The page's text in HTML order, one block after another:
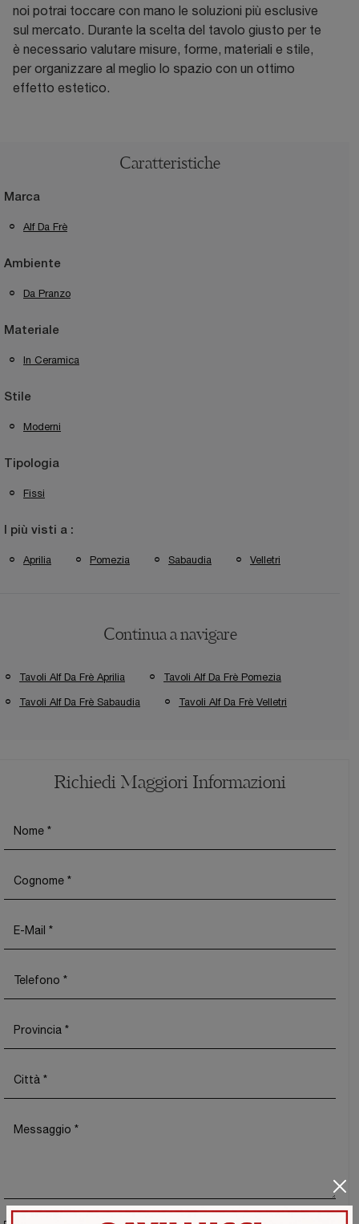
noi potrai toccare con mano le soluzioni più esclusive
sul mercato. Durante la scelta del tavolo giusto per te
è necessario valutare misure, forme, materiali e stile,
per organizzare al meglio lo spazio con un ottimo
effetto estetico.
Caratteristiche
Marca
Alf Da Frè
Ambiente
Da Pranzo
Materiale
In Ceramica
Stile
Moderni
Tipologia
Fissi
I più visti a :
Aprilia Pomezia Sabaudia Velletri
Continua a navigare
Tavoli Alf Da Frè Aprilia Tavoli Alf Da Frè Pomezia
Tavoli Alf Da Frè Sabaudia Tavoli Alf Da Frè Velletri
Richiedi Maggiori Informazioni